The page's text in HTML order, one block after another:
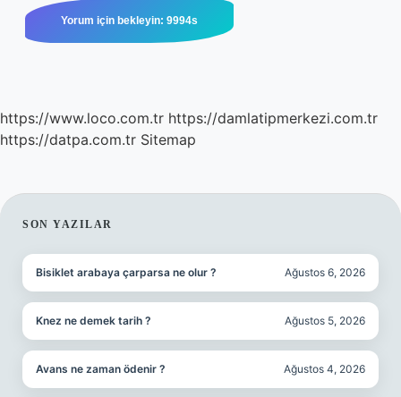
https://www.loco.com.tr https://damlatipmerkezi.com.tr
https://datpa.com.tr Sitemap
SIDEBAR
SON YAZILAR
Bisiklet arabaya çarparsa ne olur ? Ağustos 6, 2026
Knez ne demek tarih ? Ağustos 5, 2026
Avans ne zaman ödenir ? Ağustos 4, 2026